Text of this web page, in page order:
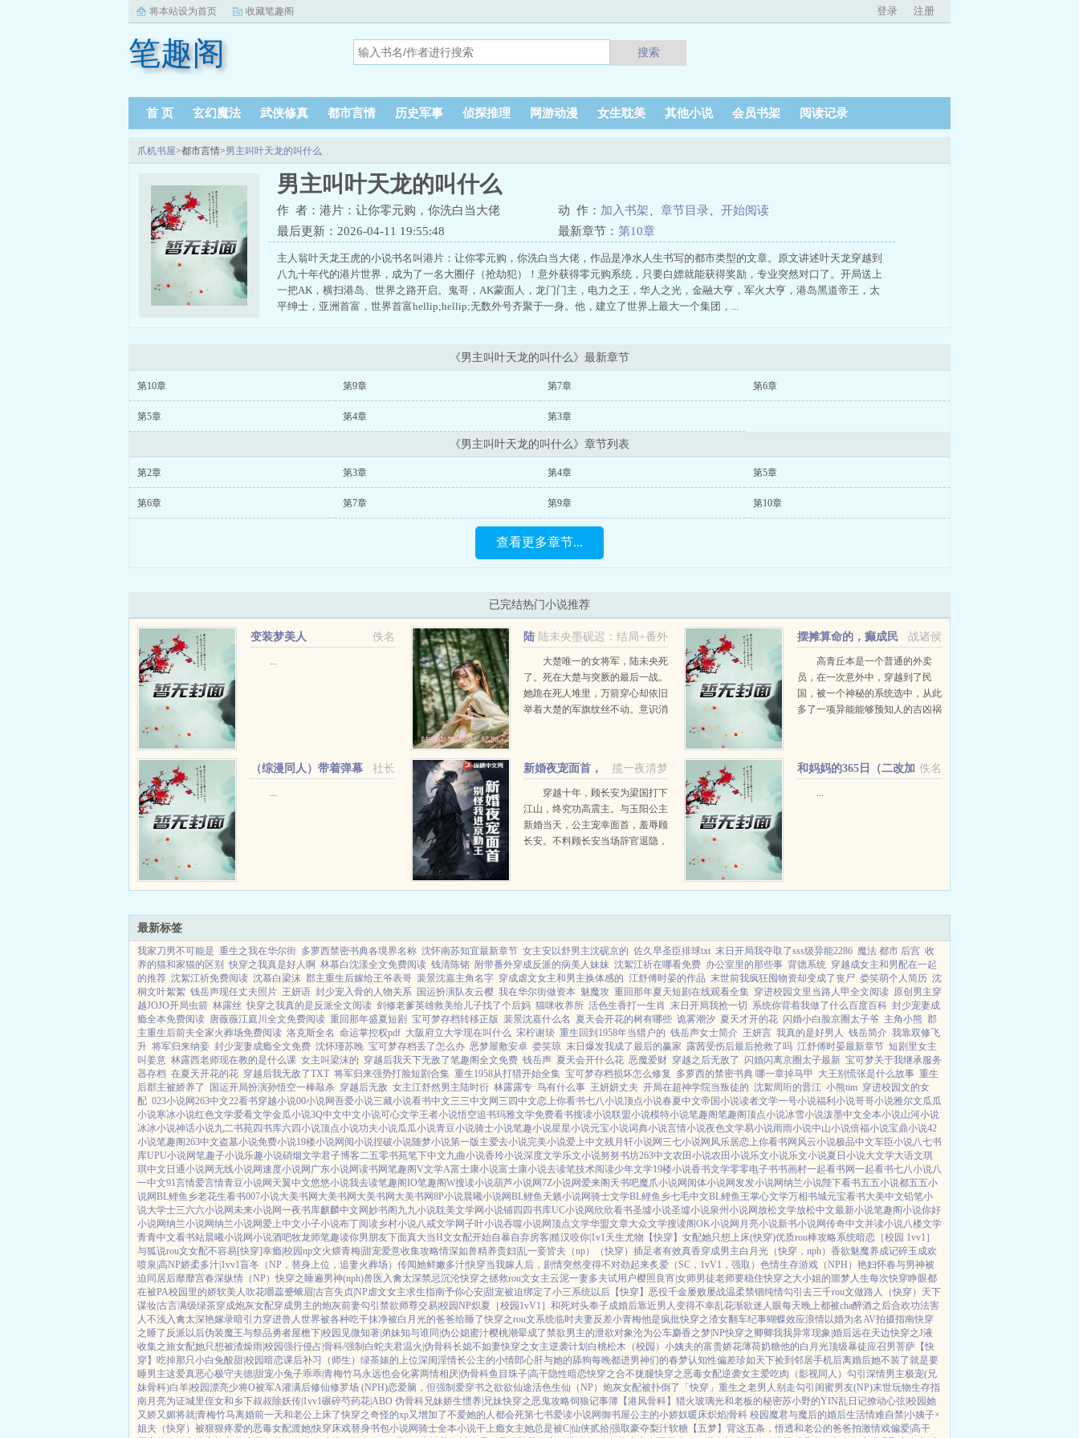
将本站设为首页 收藏笔趣阁 登录 注册
笔趣阁 搜索
首 页 玄幻魔法 武侠修真 都市言情 历史军事 侦探推理 网游动漫 女生耽美 其他小说 会员书架 阅读记录
爪机书屋>都市言情>男主叫叶天龙的叫什么
男主叫叶天龙的叫什么
作 者：港片：让你零元购，你洗白当大佬 动 作： 加入书架 章节目录
开始阅读
最后更新：2026-04-11 19:55:48
最新章节： 第10章
主人翁叶天龙王虎的小说书名叫港片：让你零元购，你洗白当大佬，作品是净水人生书写的都市类型的文章。原文讲述叶天龙穿越到
八九十年代的港片世界，成为了一名大圈仔（抢劫犯）！意外获得零元购系统，只要白嫖就能获得奖励，专业突然对口了。开局送上
一把AK，横扫港岛、世界之路开启。鬼哥，AK蒙面人，龙门门主，电力之王，华人之光，金融大亨，军火大亨，港岛黑道帝王，太
平绅士，亚洲首富，世界首富hellip;hellip;无数外号齐聚于一身。他，建立了世界上最大一个集团，...
《男主叫叶天龙的叫什么》最新章节
第10章 第9章 第7章 第6章
第5章 第4章 第3章
《男主叫叶天龙的叫什么》章节列表
第2章 第3章 第4章 第5章
第6章 第7章 第9章 第10章
查看更多章节...
已完结热门小说推荐
佚名
变装梦美人
...
陆未央墨砚迟：结局+番外
陆
未央墨砚迟
大楚唯一的女将军，陆未央死
了。死在大楚与突厥的最后一战。
她跪在死人堆里，万箭穿心却依旧
举着大楚的军旗纹丝不动。意识消
你了...
战诸侯
摆摊算命的，癫成民
国第一谋士
高青丘本是一个普通的外卖
员，在一次意外中，穿越到了民
国，被一个神秘的系统选中，从此
多了一项异能能够预知人的吉凶祸
流，都对他客客气气。他的婚...
社长
（综漫同人）带着弹幕
...
揽一夜清梦
新婚夜宠面首，
别怪我进京勤王
穿越十年，顾长安为梁国打下
江山，终究功高震主。与玉阳公主
新婚当天，公主宠幸面首，羞辱顾
长安。不料顾长安当场辞官退隐，
到系统，一念登极境，各处任逍
佚名
和妈妈的365日（二改加
...
最新标签
我家刀男不可能是 重生之我在华尔街 多萝西禁密书典各境界名称 沈怀南苏知宜最新章节 女主安以舒男主沈砚京的 佐久早圣臣排球txt 末日开局我夺取了sss级异能2286 魔法 都市 后宫 收
养的猫和家猫的区别
快穿之我真是好人啊 林慕白沈漾全文免费阅读 钱清陈铭 附带番外穿成反派的病美人妹妹 沈絮江祈在哪看免费 办公室里的那些事 背德系统 穿越成女主和男配在一起
的推荐 沈絮江祈免费阅读 沈慕白梁沫 郡主重生后嫁给王爷表哥 裴景沈嘉主角名字 穿成虐文女主和男主换体感的 江舒傅时晏的作品 末世前我疯狂囤物资却变成了丧尸 娄笑萌个人简历 沈
桐文叶絮絮 钱岳声现任丈夫照片 王妍语 封少宠入骨的人物关系 国运扮演队友云樱 我在华尔街做资本 魅魔攻 重回那年夏天短剧在线观看全集 穿进校园文里当路人甲全文阅读 原创男主穿
越JOJO开局虫箭 林露丝 快穿之我真的是反派全文阅读 剑修老爹英雄救美给儿子找了个后妈 猫咪收养所 活色生香打一生肖 末日开局我抢一切 系统你背着我做了什么百度百科 封少宠妻成
瘾全本免费阅读 唐薇薇江庭川全文免费阅读 重回那年盛夏短剧 宝可梦存档转移正版 裴景沈嘉什么名 夏天会开花的树有哪些 诡雾潮汐 夏天才开的花 闪婚小白脸京圈太子爷 主角小熊 郡
主重生后前夫全家火葬场免费阅读 洛克斯全名 命运掌控权pdf 大阪府立大学现在叫什么 宋柠谢琰 重生回到1958年当猎户的 钱岳声女士简介 王妍言 我真的是好男人 钱岳简介 我靠双修飞
升 将军归来纳妾 封少宠妻成瘾全文免费 沈怀瑾苏晚 宝可梦存档丢了怎么办 恶梦屋敷安卓 娄笑琼 末日爆发我成了最后的赢家 露茜受伤后最后抢救了吗 江舒傅时晏最新章节 短剧里女主
叫姜意 林露西老师现在教的是什么课 女主叫梁沫的 穿越后我天下无敌了笔趣阁全文免费 钱岳声 夏天会开什么花 恶魔爱财 穿越之后无敌了 闪婚闪离京圈太子最新 宝可梦关于我继承服务
器存档 在夏天开花的花 穿越后我无敌了TXT 将军归来强势打脸短剧合集 重生1958从打猎开始全集 宝可梦存档损坏怎么修复 多萝西的禁密书典 哪一章掉马甲 大王别慌张是什么故事 重生
后郡主被娇养了
国运开局扮演孙悟空一棒敲杀 穿越后无敌 女主江舒然男主陆时衍 林露露专 鸟有什么事 王妍妍丈夫 开局在超神学院当叛徒的 沈絮周珩的晋江 小熊tim 穿进校园文的女
配 023小说网263中文22看书穿越小说00小说网吾爱小说三藏小说看书中文三三中文网 三四中文恋上你看书七八小说顶点小说春夏中文帝国小说读者文学一号小说福利小说哥哥小说雅尔文瓜瓜
小说寒冰小说红色文学爱看文学金瓜小说3Q中文中文小说可心文学王者小说悟空追书玛雅文学免费看书搜读小说联盟小说模特小说笔趣阁笔趣阁顶点小说冰雪小说泼墨中文全本小说山河小说
冰冰小说神话小说九二书苑四书库六四小说顶点小说功夫小说瓜瓜小说青豆小说骑士小说笔趣小说星星小说元宝小说词典小说言情小说夜色文学易小说雨雨小说中山小说倍福小说宝鼎小说42
小说笔趣阁263中文盗墓小说免费小说19楼小说网阅小说捏破小说随梦小说第一版主爱去小说完美小说爱上中文残月轩小说网 三七小说网 风乐居恋上你看书网 风云小说极品中文车臣小说八七书
库UPU小说网笔趣子小说乐趣小说硝烟文学君子博客二五零书苑笔下中文九曲小说香玲小说深度文学乐文小说努努书坊263中文农田小说农田小说乐文小说乐文小说夏日小说大文学大语文琪
琪中文 日通小说网无线小说网速度小说网 广东小说网读书网笔趣阁V文学A富士康小说富士康小说去读笔技术阅读少年文学19楼小说香书文学零零电子书书画村一起看书网一起看书七八小说八
一中文91言情爱言情青豆小说网 天翼中文悠悠小说我去读笔趣阁IO笔趣阁W搜读小说葫芦小说网7Z小说网爱来阁 天书吧魔爪小说网 阅体小说网发发小说网纳兰小说陛下看书五五小说都五五小
说网BL鲤鱼乡老花生看书007小说大美书网 大美书网 大美书网 大美书网8P小说晨曦小说网BL鲤鱼 天籁小说网骑士文学BL鲤鱼乡七毛中文BL鲤鱼王掌心文学万相书城元宝看书大美中文铅笔小
说大学士三六六小说网未来小说网一夜书库麒麟中文网妙书阁 九九小说耽美文学网小说铺四四书库UC小说网 欣欣看书圣墟小说圣墟小说泉州小说网放松文学放松中文最新小说笔趣阁小说你好
小说网纳兰小说网纳兰小说网爱上中文小子小说布丁阅读乡村小说八戒文学网子叶小说吞噬小说网顶点文学华盟文章大众文学搜读阁OK小说网 月亮小说新书小说网传奇中文并读小说八楼文学
青青中文看书站晨曦小说网小说酒吧牧龙师笔趣读你男朋友下面真大当H文女配开始自暴自弃房客|糙汉咬你|1v1天生尤物【快穿】 女配她只想上床(快穿)优质rou棒攻略系统暗恋［校园 1vv1］
与狐说rou文女配不容易[快穿]幸瘾|校园np文火煨青梅|甜宠爱意收集攻略情深如兽精养贵妇|乱一妾皆夫（np） （快穿）插足者有效真香穿成男主白月光（快穿，nph） 香欲魅魔养成记碎玉成欢
喷泉|高NP娇柔多汁|1vv1盲冬（NP，替身上位，追妻火葬场） 传闻她鲜嫩多汁|快穿当我嫁人后，剧情突然变得不对劲起来炙爱（SC，1vV1，强取） 色情生存游戏（NPH） 艳妇怀春与男神被
迫同居后靡靡宫春深纵情（NP）快穿之睡遍男神(nph)兽医 入禽太深禁忌沉沦快穿之拯救rou文女主云泥一妻多夫试用户樱照良宵|女师男徒老师要稳住快穿之大小姐的噩梦人生每次快穿睁眼都
在被PA校园里的娇软美人 吹花嚼蕊蹙蛾眉|古言失贞|NP虐文女主求生指南予你心安|甜宠被迫绑定了小三系统以后【快穿】 恶役千金屡败屡战温柔禁锢纯情勾引 去三千rou文做路人（快穿） 天下
谋妆|古言满级绿茶穿成炮灰女配穿成男主的炮灰前妻勾引禁欲师尊交易|校园NP炽夏［校园1vV1］ 和死对头奉子成婚后靠近男人变得不幸乱花渐欲迷人眼每天晚上都被cha醉酒之后合欢功法害
人不浅入禽太深艳嫁录暗引力穿进兽人世界被各种吃干抹净被白月光的爸爸给睡了快穿之rou文系统临时夫妻反差小青梅他是疯批快穿之渣女翻车纪事蝴蝶效应浪情以婚为名AV拍摄指南快穿
之睡了反派以后伪装魔王与祭品勇者屋檐下|校园 见微知著|弟妹知与谁同|伪公媳蜜汁樱桃潮晕成了禁欲男主的泄欲对象沦为公车麝香之梦|NP快穿之卿卿我我异常现象|婚后远在天边快穿之J液
收集之旅女配她只想被渣燥雨|校园强行侵占|骨科/强制 白蛇夫君温火|伪骨科长媳不如妻快穿之女主逆袭计划 白桃松木（校园） 小姨夫的富贵娇花薄荷奶糖他的白月光顶级暴徒应召男菩萨 【快
穿】吃掉那只小白兔酸甜|校园暗恋课后补习（师生） 绿茶婊的上位深闺淫情长公主的小情郎心肝与她的舔狗每晚都进男神们的春梦认知性偏差珍如天下捡到邻居手机后离婚后她不装了就是要
睡男主这爱真恶心极守夫德|甜宠小兔子乖乖|青梅竹马永远也会化雾两情相厌|伪骨科鱼目珠子|高干隐性暗恋快穿之合不拢腿快穿之恶毒女配逆袭女主爱吃肉 （影视同人）勾引深情男主极宠(兄
妹骨科)白羊|校园漂亮少将O被军A灌满后修仙修罗场 (NPH)恋爱脑，但强制爱穿书之欲欲仙途活色生仙（NP） 炮灰女配被扑倒了「快穿」 重生之老男人别走勾引闺蜜男友(NP)末世玩物生存指
南月亮为证城里侄女和乡下叔叔除妖传|1vv1碾碎芍药花|ABO 伪骨科兄妹娇生惯养|兄妹快穿之恶鬼攻略饲狼记事簿 【港风骨科】猎火玻璃光和老板的秘密苏小野的YIN乱日记撩动心弦|校园她
又娇又媚将就|青梅竹马离婚前一天和老公上床了快穿之奇怪的xp又增加了不爱她的人都会死第七书爱读小说网御书屋公主的小娇奴暖床炽焰|骨科 校园 魔君与魔后的婚后生活情难自禁|小姨子×
姐夫 （快穿）被狠狠疼爱的恶毒女配渡她|快穿床戏替身书包小说网骑士全本小说干上瘾女主她总是被C|仙侠贰拾|强取豪夺梨汁软糖 【五梦】背这五条，悟透和老公的爸爸拍激情戏偏爱|高干